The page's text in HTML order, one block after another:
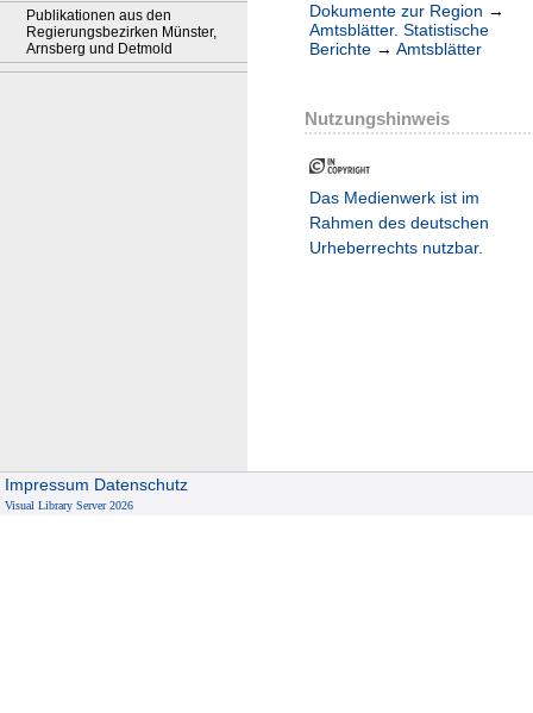
Publikationen aus den
Regierungsbezirken Münster,
Arnsberg und Detmold
Dokumente zur Region →
Amtsblätter. Statistische
Berichte → Amtsblätter
Nutzungshinweis
Das Medienwerk ist im
Rahmen des deutschen
Urheberrechts nutzbar.
Impressum Datenschutz
Visual Library Server 2026